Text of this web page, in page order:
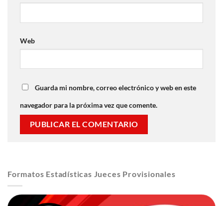
Web
Guarda mi nombre, correo electrónico y web en este
navegador para la próxima vez que comente.
Formatos Estadísticas Jueces Provisionales